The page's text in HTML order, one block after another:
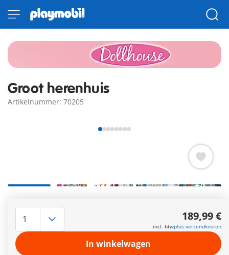
Groot herenhuis
Artikelnummer: 70205
+4
wenteltrappen, werkende deurbel en brievenbus om te
openen. Perfect te combineren met de zes comfortabele
kamers voor de inrichting van art. nr. 70206 - 702011.
Afmetingen: 68 x 36 x 62 cm (LxBxH).
Meer informatie
189,99 €
incl. btwplus verzendkosten
In winkelwagen